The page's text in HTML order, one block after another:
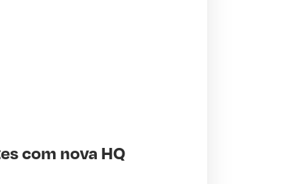
com nova HQ